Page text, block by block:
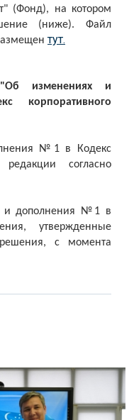
(Фонд), на котором
(ниже). Файл
тут.
изменениях и
№1 в Кодекс
согласно
и дополнения №1 в
утвержденные
с момента